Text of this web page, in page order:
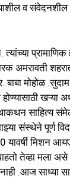
व संवेदनशील
प्रामाणिक
अमरावती
मोहोळ
खऱ्या
साहित्य
संस्थेने
यावर्षी मिशन
तेव्हा मला
.आज साध्या